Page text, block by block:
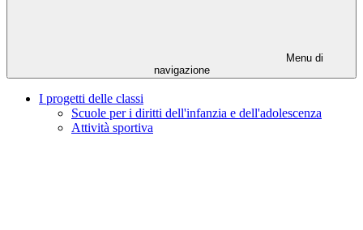
Menu di
navigazione
I progetti delle classi
Scuole per i diritti dell'infanzia e dell'adolescenza
Attività sportiva